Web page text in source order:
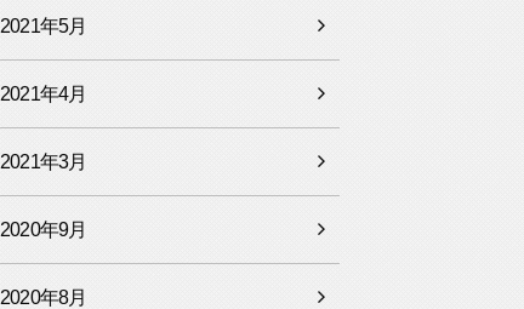
2021年5月
2021年4月
2021年3月
2020年9月
2020年8月